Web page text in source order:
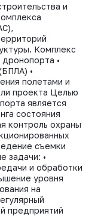
и
Комплекс
•
•
полетами и
проекта Целью
является
состояния
контроль охраны
съемки
задачи: •
и обработки
уровня
на
предприятий